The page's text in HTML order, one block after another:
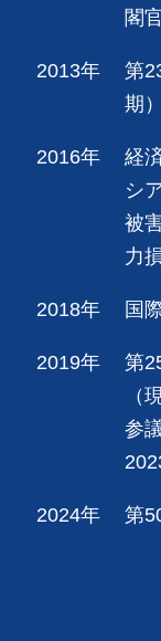
閣
2013年
第
期）
2016年
経
シ
被
力
2018年 国
2019年
第
（
参
2024年 第